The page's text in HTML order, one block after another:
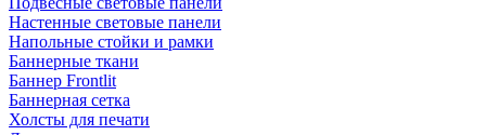
Настенные световые панели
Напольные стойки и рамки
Баннерные ткани
Баннер Frontlit
Баннерная сетка
Холсты для печати